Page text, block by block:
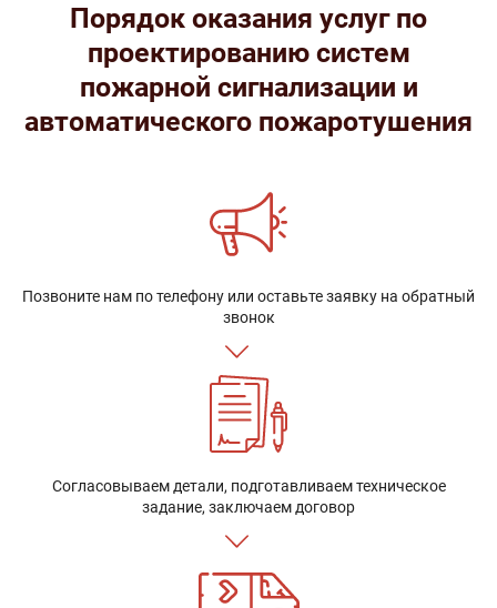
Порядок оказания услуг по
проектированию систем
пожарной сигнализации и
автоматического пожаротушения
Позвоните нам по телефону или оставьте заявку на обратный
звонок
Согласовываем детали, подготавливаем техническое
задание, заключаем договор